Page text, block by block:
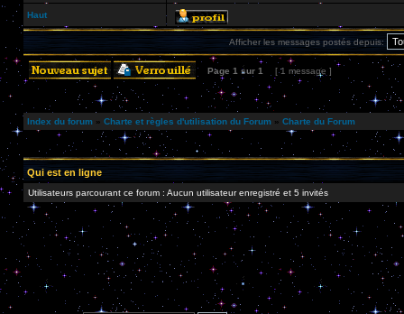
Haut
Afficher les messages postés depuis:
Page 1 sur 1 [ 1 message ]
Index du forum » Charte et règles d'utilisation du Forum » Charte du Forum
Qui est en ligne
Utilisateurs parcourant ce forum : Aucun utilisateur enregistré et 5 invités